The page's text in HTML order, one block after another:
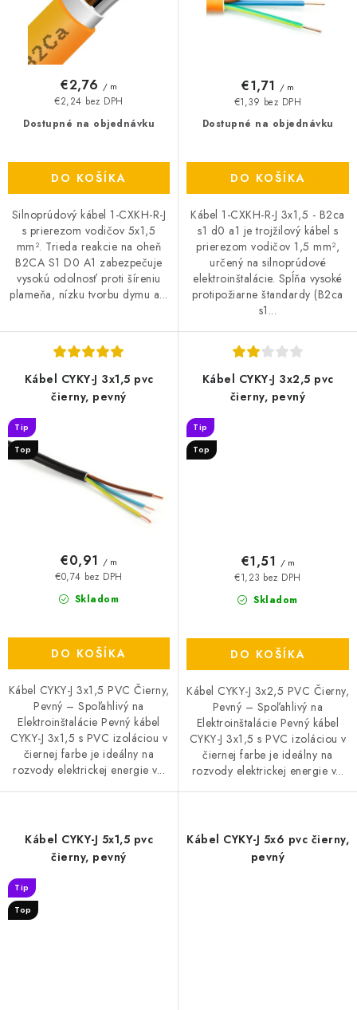
B2B SEKCIA
Obchodné podmienky
Reklamačný poriadok
Dostupné na objednávku
€2,24 bez DPH
€2,76 / m
DO KOŠÍKA
Silnoprúdový kábel 1-CXKH-R-J
s prierezom vodičov 5x1,5
mm². Trieda reakcie na oheň
B2CA S1 D0 A1 zabezpečuje
vysokú odolnosť proti šíreniu
plameňa, nízku tvorbu dymu a...
Dostupné na objednávku
€1,39 bez DPH
€1,71 / m
DO KOŠÍKA
Kábel 1-CXKH-R-J 3x1,5 - B2ca
s1 d0 a1 je trojžilový kábel s
prierezom vodičov 1,5 mm²,
určený na silnoprúdové
elektroinštalácie. Spĺňa vysoké
protipožiarne štandardy (B2ca
s1...
Kábel CYKY-J 3x1,5 pvc
čierny, pevný
Tip
Top
Skladom
€0,74 bez DPH
€0,91 / m
DO KOŠÍKA
Kábel CYKY-J 3x1,5 PVC Čierny,
Pevný – Spoľahlivý na
Elektroinštalácie Pevný kábel
CYKY-J 3x1,5 s PVC izoláciou v
čiernej farbe je ideálny na
rozvody elektrickej energie v...
Kábel CYKY-J 3x2,5 pvc
čierny, pevný
Tip
Top
Skladom
€1,23 bez DPH
€1,51 / m
DO KOŠÍKA
Kábel CYKY-J 3x2,5 PVC Čierny,
Pevný – Spoľahlivý na
Elektroinštalácie Pevný kábel
CYKY-J 3x1,5 s PVC izoláciou v
čiernej farbe je ideálny na
rozvody elektrickej energie v...
Kábel CYKY-J 5x1,5 pvc
čierny, pevný
Tip
Top
Kábel CYKY-J 5x6 pvc čierny,
pevný